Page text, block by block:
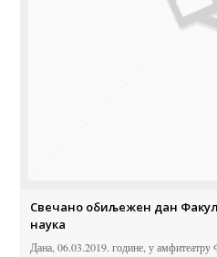
Свечано обиљежен дан
наука
Дана, 06.03.2019. године, у амфитеатру